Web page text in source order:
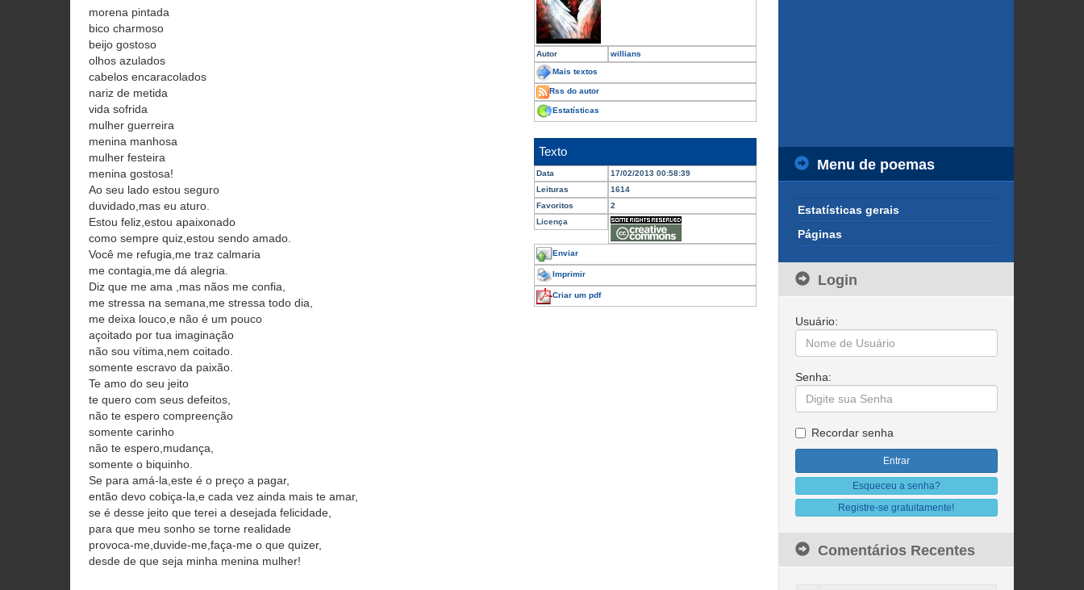
morena pintada
bico charmoso
beijo gostoso
olhos azulados
cabelos encaracolados
nariz de metida
vida sofrida
mulher guerreira
menina manhosa
mulher festeira
menina gostosa!
Ao seu lado estou seguro
duvidado,mas eu aturo.
Estou feliz,estou apaixonado
como sempre quiz,estou sendo amado.
Você me refugia,me traz calmaria
me contagia,me dá alegria.
Diz que me ama ,mas nãos me confia,
me stressa na semana,me stressa todo dia,
me deixa louco,e não é um pouco
açoitado por tua imaginação
não sou vítima,nem coitado.
somente escravo da paixão.
Te amo do seu jeito
te quero com seus defeitos,
não te espero compreenção
somente carinho
não te espero,mudança,
somente o biquinho.
Se para amá-la,este é o preço a pagar,
então devo cobiça-la,e cada vez ainda mais te amar,
se é desse jeito que terei a desejada felicidade,
para que meu sonho se torne realidade
provoca-me,duvide-me,faça-me o que quizer,
desde de que seja minha menina mulher!
Autor willians
Mais textos
Rss do autor
Estatísticas
Texto
Data
17/02/2013 00:58:39
Leituras
1614
Favoritos
2
Licença
Enviar
Imprimir
Criar um pdf
Menu de poemas
Estatísticas gerais
Páginas
Login
Usuário:
Senha:
Recordar senha
Esqueceu a senha?
Registre-se gratuitamente!
Comentários Recentes